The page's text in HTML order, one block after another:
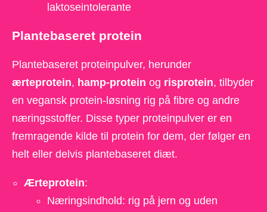
laktoseintolerante
Plantebaseret protein
Plantebaseret proteinpulver, herunder
ærteprotein, hamp-protein og risprotein, tilbyder
en vegansk protein-løsning rig på fibre og andre
næringsstoffer. Disse typer proteinpulver er en
fremragende kilde til protein for dem, der følger en
helt eller delvis plantebaseret diæt.
Ærteprotein:
Næringsindhold: rig på jern og uden